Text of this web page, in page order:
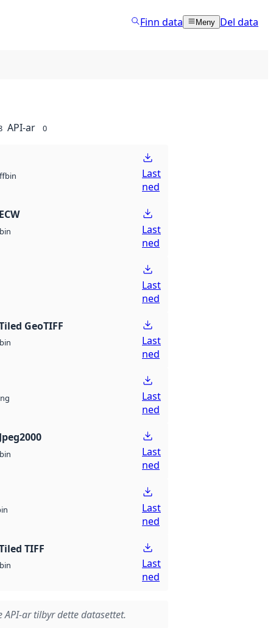
Finn data Meny Del data
API-ar 0
bin
Last
ned
bin
Last
ned
Last
ned
GeoTIFF
bin
Last
ned
Last
ned
bin
Last
ned
Last
ned
TIFF
bin
Last
ned
API-ar tilbyr dette datasettet.